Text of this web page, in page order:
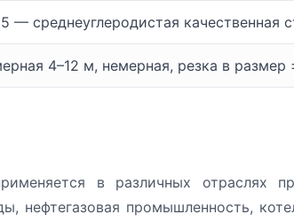
— среднеуглеродистая качественная
4–12 м, немерная, резка в размер
в различных отраслях
нефтегазовая промышленность,